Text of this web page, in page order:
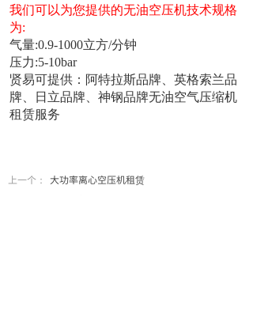
我们可以为您提供的无油空压机技术规格
为:
气量:0.9-1000立方/分钟
压力:5-10bar
贤易可提供：阿特拉斯品牌、英格索兰品
牌、日立品牌、神钢品牌无油空气压缩机
租赁服务
上一个：
大功率离心空压机租赁